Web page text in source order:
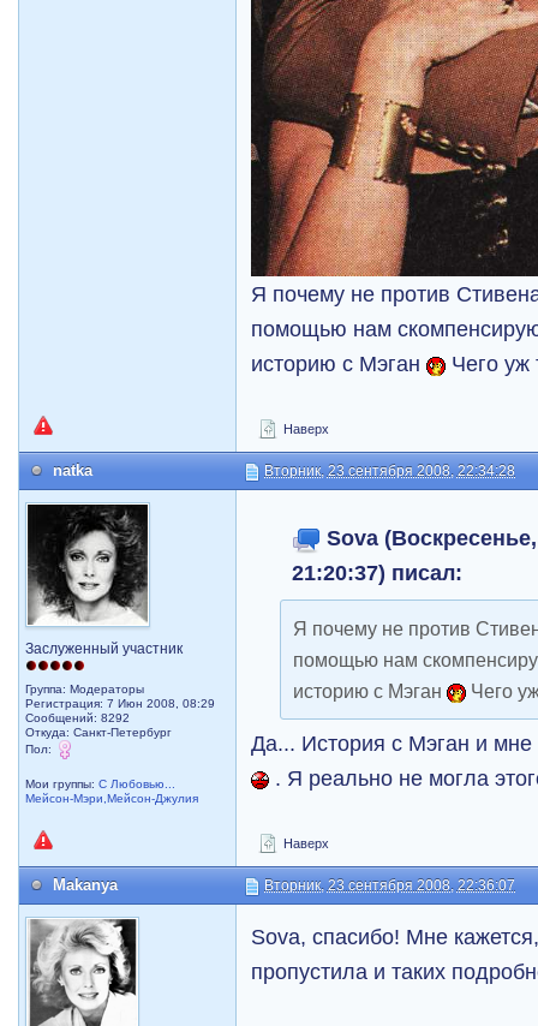
Я почему не против
помощью нам
историю с Мэган
Чего уж
Наверх
natka Вторник, 23 сентября 2008, 22:34:28
Заслуженный участник
Группа: Модераторы
Регистрация: 7 Июн 2008, 08:29
Сообщений: 8292
Откуда: Санкт-Петербург
Пол:
Мои группы:С Любовью...
Мейсон-Мэри,Мейсон-Джулия
Sova
21:20:37) писал:
Я почему не против
помощью нам
историю с Мэган
Чего
Да... История с Мэган и
. Я реально не могла
Наверх
Makanya Вторник, 23 сентября 2008, 22:36:07
Sova, спасибо! Мне
пропустила и таких